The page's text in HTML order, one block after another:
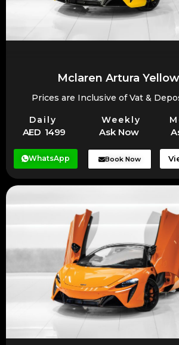
Mclaren Artura Yellow
Prices are Inclusive of Vat &
Daily Weekly
AED 1499 Ask Now
WhatsApp Book Now